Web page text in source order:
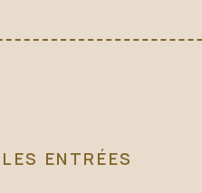
LES ENTRÉES